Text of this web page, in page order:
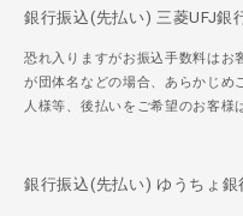
銀行振込(先払い) 三菱UFJ銀
恐れ入りますがお振込手数料はお
が団体名などの場合、あらかじめ
人様等、後払いをご希望のお客様
銀行振込(先払い) ゆうちょ銀